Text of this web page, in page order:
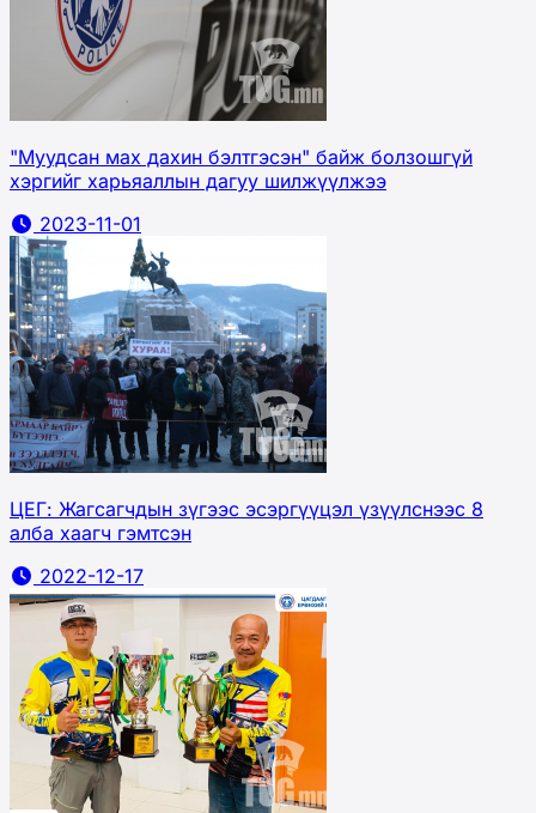
"Муудсан мах дахин бэлтгэсэн" байж болзошгүй
хэргийг харьяаллын дагуу шилжүүлжээ
2023-11-01
ЦЕГ: Жагсагчдын зүгээс эсэргүүцэл үзүүлснээс 8
алба хаагч гэмтсэн
2022-12-17